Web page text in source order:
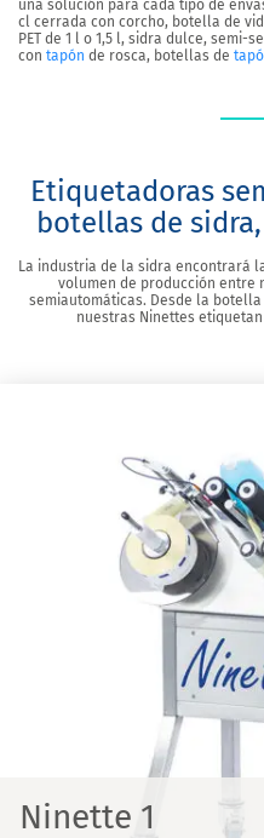
una solución para cada tipo de
cl cerrada con corcho, botella de
PET de 1 l o 1,5 l, sidra dulce, semi-
con tapón de rosca, botellas de
Etiquetadoras
botellas de
La industria de la sidra encontrará
volumen de producción entre
semiautomáticas. Desde la
nuestras Ninettes
Ninette 1